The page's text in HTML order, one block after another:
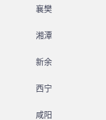
襄樊
湘潭
新余
西宁
咸阳